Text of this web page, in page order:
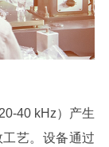
20-40 kHz）产生
艺。设备通过